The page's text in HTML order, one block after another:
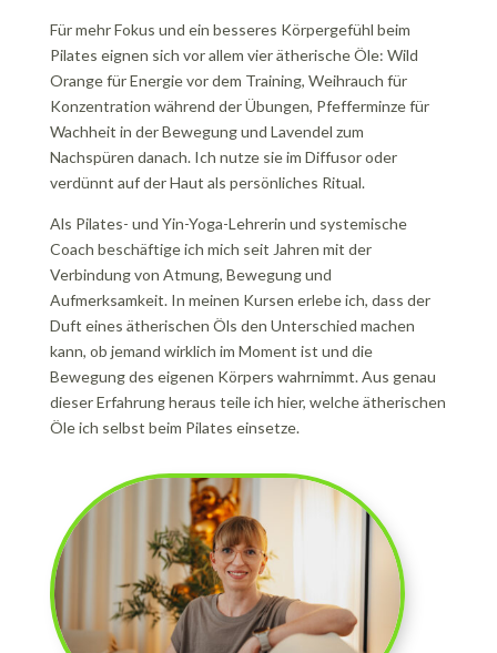
Für mehr Fokus und ein besseres Körpergefühl beim
Pilates eignen sich vor allem vier ätherische Öle: Wild
Orange für Energie vor dem Training, Weihrauch für
Konzentration während der Übungen, Pfefferminze für
Wachheit in der Bewegung und Lavendel zum
Nachspüren danach. Ich nutze sie im Diffusor oder
verdünnt auf der Haut als persönliches Ritual.
Als Pilates- und Yin-Yoga-Lehrerin und systemische
Coach beschäftige ich mich seit Jahren mit der
Verbindung von Atmung, Bewegung und
Aufmerksamkeit. In meinen Kursen erlebe ich, dass der
Duft eines ätherischen Öls den Unterschied machen
kann, ob jemand wirklich im Moment ist und die
Bewegung des eigenen Körpers wahrnimmt. Aus genau
dieser Erfahrung heraus teile ich hier, welche ätherischen
Öle ich selbst beim Pilates einsetze.